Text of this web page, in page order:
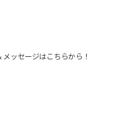
ッセージはこちらから！